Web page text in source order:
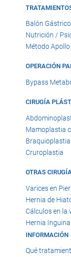
Balón
Nutrición /
Método Apollo
OPERACIÓN
Bypass
CIRUGÍA
Mamoplastia
Braquioplastia
Cruroplastia
OTRAS
Varices en
Hernia de
Cálculos en la
Hernia
INFORMACIÓN
Qué